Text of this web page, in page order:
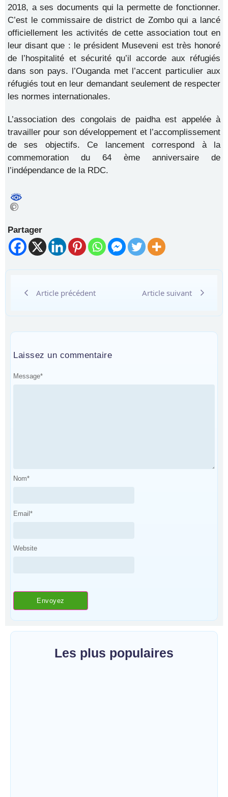
2018, a ses documents qui la permette de fonctionner.
C’est le commissaire de district de Zombo qui a lancé
officiellement les activités de cette association tout en
leur disant que : le président Museveni est très honoré
de l’hospitalité et sécurité qu’il accorde aux réfugiés
dans son pays. l’Ouganda met l’accent particulier aux
réfugiés tout en leur demandant seulement de respecter
les normes internationales.
L’association des congolais de paidha est appelée à
travailler pour son développement et l’accomplissement
de ses objectifs. Ce lancement correspond à la
commemoration du 64 ème anniversaire de
l’indépendance de la RDC.
Partager
Article précédent Article suivant
Laissez un commentaire
Message*
Nom*
Email*
Website
Les plus populaires